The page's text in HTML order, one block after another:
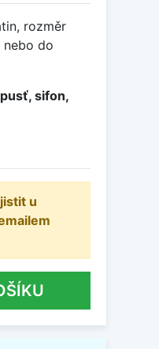
rozměr
do
sifon,
u